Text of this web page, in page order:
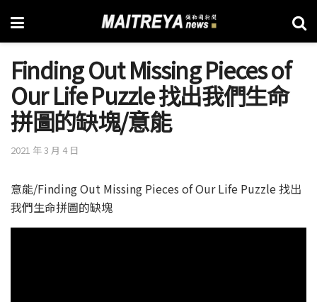
Finding Out Missing Pieces of
Our Life Puzzle 找出我們生命
拼圖的缺塊/意能
2021 年 3 月 4 日
意能/Finding Out Missing Pieces of Our Life Puzzle 找出
我們生命拼圖的缺塊